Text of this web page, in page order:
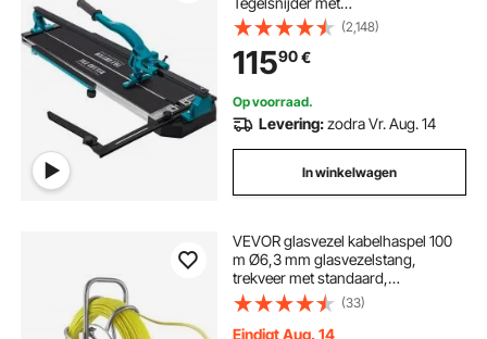
Laserpositionering, Dubbele
Geleiderail & Antislip Rubberen
Handgreep, Precisie voor
Keramische Vloertegels
(2,148)
11590€
Op voorraad.
Levering:zodra Vr. Aug. 14
In winkelwagen
VEVOR glasvezel kabelhaspel 100
m Ø6,3 mm glasvezelstang,
trekveer met standaard,
kabeltrekhulp met markeringen,
kabelinrijger, kabeltrekker voor
muren en elektrische
(33)
Eindigt Aug. 14